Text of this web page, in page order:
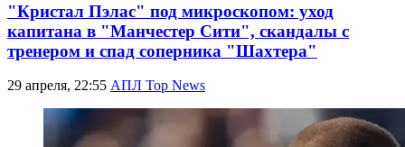
"Кристал Пэлас" под микроскопом: уход
капитана в "Манчестер Сити", скандалы с
тренером и спад соперника "Шахтера"
29 апреля, 22:55 АПЛ Top News